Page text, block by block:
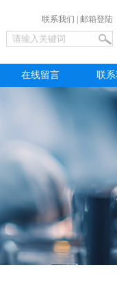
联系我们 邮箱登陆
在线留言 联系